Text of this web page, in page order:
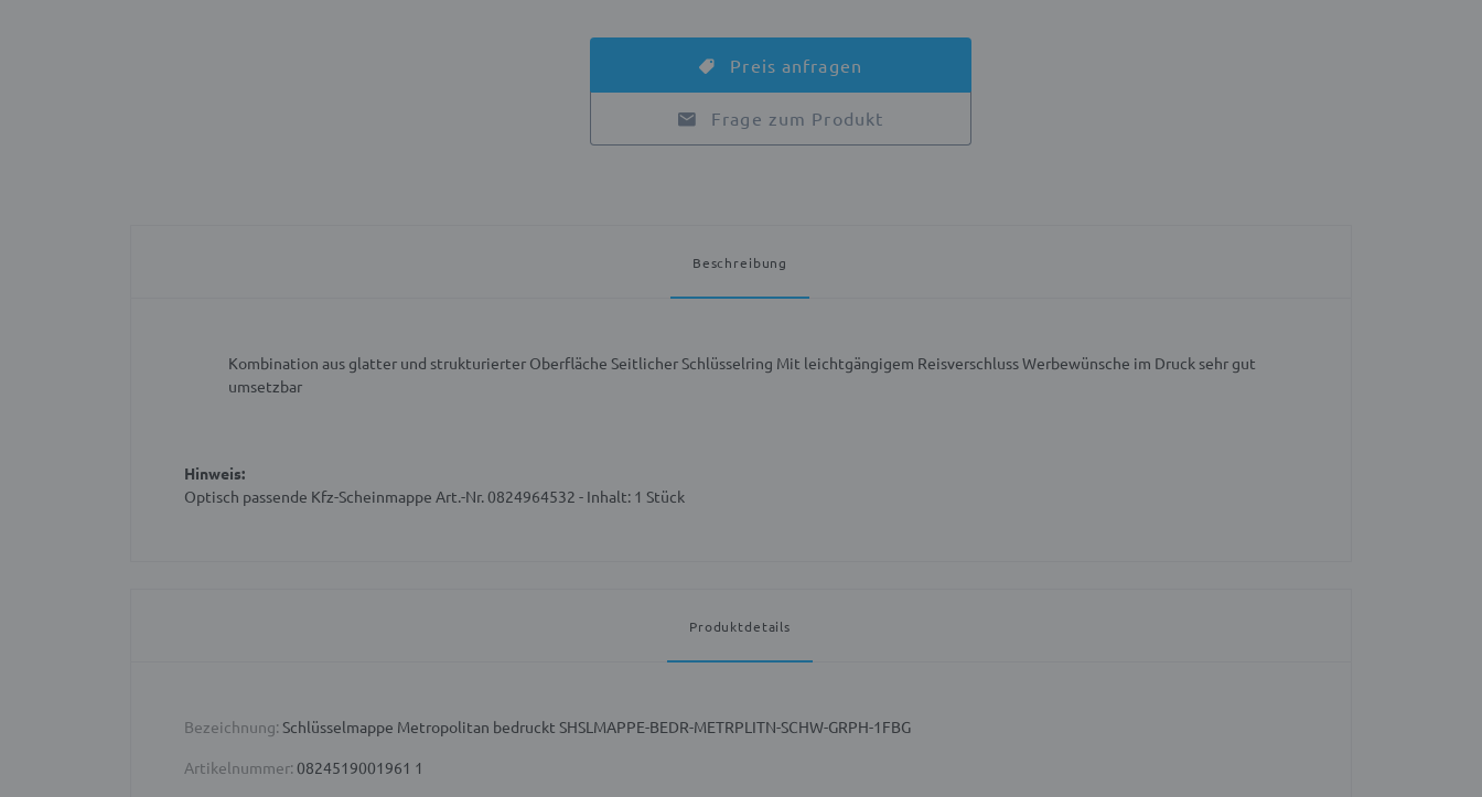
Preis anfragen
Frage zum Produkt
Beschreibung
Kombination aus glatter und strukturierter Oberfläche Seitlicher Schlüsselring Mit leichtgängigem ReisverschlussWerbewünsche im Druck sehr gut
umsetzbar
Hinweis:
Optisch passende Kfz-Scheinmappe Art.-Nr. 0824964532 - Inhalt: 1 Stück
Produktdetails
Bezeichnung: Schlüsselmappe Metropolitan bedruckt SHSLMAPPE-BEDR-METRPLITN-SCHW-GRPH-1FBG
Artikelnummer: 0824519001961 1